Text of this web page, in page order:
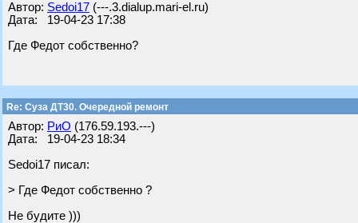
Автор: Sedoi17 (---.3.dialup.mari-el.ru)
Дата: 19-04-23 17:38
Где Федот собственно?
Re: Суза ДТ30. Очередной ремонт
Автор: РиО (176.59.193.---)
Дата: 19-04-23 18:34
Sedoi17 писал:
> Где Федот собственно ?
Не будите )))